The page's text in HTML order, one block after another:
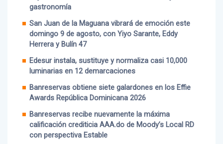
gastronomía
San Juan de la Maguana vibrará de emoción este
domingo 9 de agosto, con Yiyo Sarante, Eddy
Herrera y Bulín 47
Edesur instala, sustituye y normaliza casi 10,000
luminarias en 12 demarcaciones
Banreservas obtiene siete galardones en los Effie
Awards República Dominicana 2026
Banreservas recibe nuevamente la máxima
calificación crediticia AAA.do de Moody’s Local RD
con perspectiva Estable